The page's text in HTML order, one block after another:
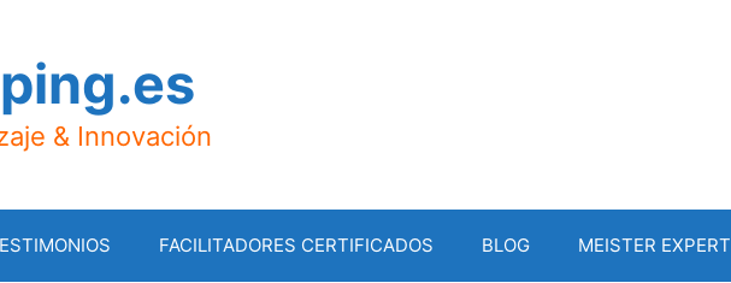
& Innovación
FACILITADORES CERTIFICADOS BLOG MEISTER EXPERT